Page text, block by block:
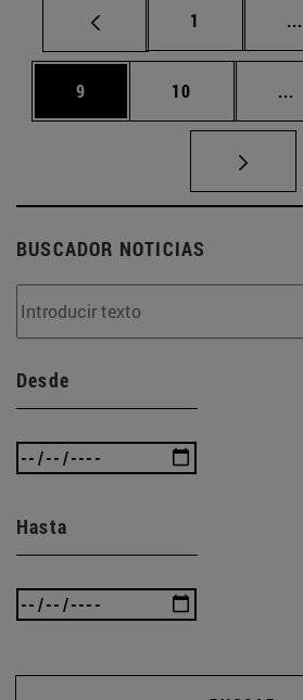
Página
1 ...
Página
9 Página
10 ...
BUSCADOR NOTICIAS
Desde
Hasta